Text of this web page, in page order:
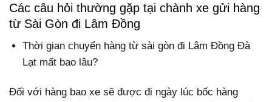
Các câu hỏi thường gặp tại chành xe gửi hàng
từ Sài Gòn đi Lâm Đồng
Thời gian chuyển hàng từ sài gòn đi Lâm Đồng Đà
Lạt mất bao lâu?
Đối với hàng bao xe sẽ được đi ngày lúc bốc hàng